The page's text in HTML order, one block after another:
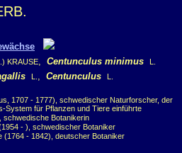
KRAUSE, Centunculus minimus L.
L. , Centunculus L.
1707 - 1777), schwedischer Naturforscher, der
System für Pflanzen und Tiere einführte
schwedische Botanikerin
- ), schwedischer Botaniker
(1764 - 1842), deutscher Botaniker